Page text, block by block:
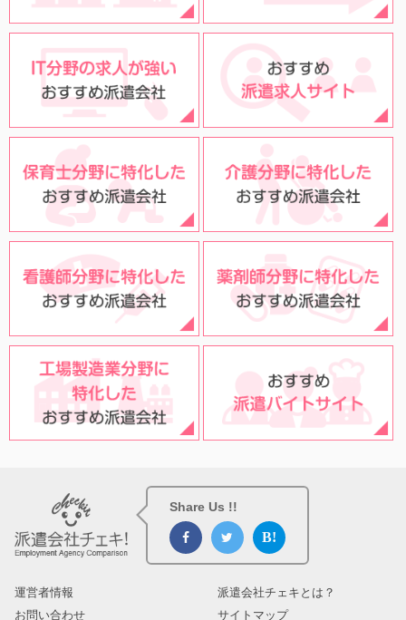
Share Us !!
運営者情報
派遣会社チェキとは？
お問い合わせ
サイトマップ